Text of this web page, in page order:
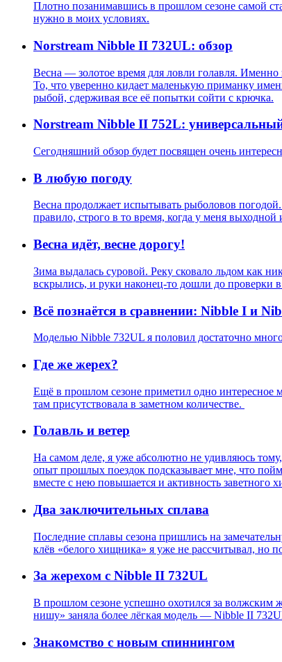
Плотно позанимавшись в прошлом сезоне самой
нужно в моих условиях.
Norstream Nibble II 732UL: обзор
Весна — золотое время для ловли голавля.
То, что уверенно кидает маленькую приманку
рыбой, сдерживая все её попытки сойти с крючка.
Norstream Nibble II 752L:
Сегодняшний обзор будет посвящен очень
В любую погоду
Весна продолжает испытывать рыболовов
правило, строго в то время, когда у меня
Весна идёт, весне дорогу!
Зима выдалась суровой. Реку сковало льдом как
вскрылись, и руки наконец-то дошли до проверки
Всё познаётся в сравнении: Nibble I и
Моделью Nibble 732UL я половил достаточно
Где же жерех?
Ещё в прошлом сезоне приметил одно интересное
там присутствовала в заметном количестве.
Голавль и ветер
На самом деле, я уже абсолютно не удивляюсь
опыт прошлых поездок подсказывает мне, что
вместе с нею повышается и активность заветного
Два заключительных сплава
Последние сплавы сезона пришлись на
клёв «белого хищника» я уже не рассчитывал, но
За жерехом с Nibble II 732UL
В прошлом сезоне успешно охотился за волжским
нишу» заняла более лёгкая модель — Nibble II
Знакомство с новым спиннингом